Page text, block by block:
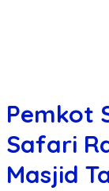
Pemkot
Safari
Masjid